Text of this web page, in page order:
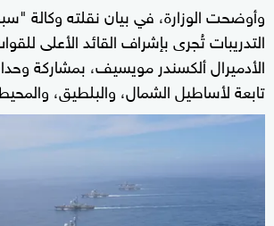
وأوضحت الوزارة، في بيان نقلته وكالة
التدريبات تُجرى بإشراف القائد الأعلى
الأدميرال ألكسندر مويسيف، بمشاركة
تابعة لأساطيل الشمال، والبلطيق،